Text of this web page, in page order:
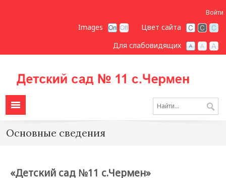
Войти
Цвет сайта
Images
Для слабовидящих
Основные сведения
«Детский сад №11 с.Чермен»